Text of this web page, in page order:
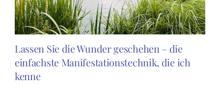
Lassen Sie die Wunder geschehen – die
einfachste Manifestationstechnik, die ich
kenne